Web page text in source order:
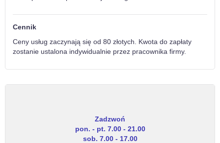
Cennik
Ceny usług zaczynają się od 80 złotych. Kwota do zapłaty
zostanie ustalona indywidualnie przez pracownika firmy.
Zadzwoń
pon. - pt. 7.00 - 21.00
sob. 7.00 - 17.00